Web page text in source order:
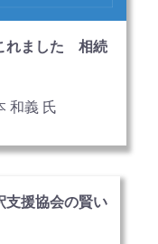
れました 相続
和義 氏
援協会の賢い